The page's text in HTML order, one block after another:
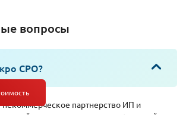
вопросы
СРО?
партнерство ИП и